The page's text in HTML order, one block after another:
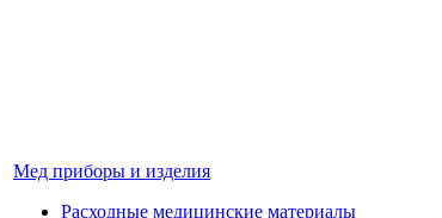
Мед приборы и изделия
Расходные медицинские материалы